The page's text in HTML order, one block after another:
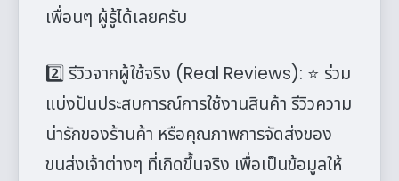
เพื่อนๆ ผู้รู้ได้เลยครับ
2️⃣ รีวิวจากผู้ใช้จริง (Real Reviews): ⭐ ร่วม
แบ่งปันประสบการณ์การใช้งานสินค้า รีวิวความ
น่ารักของร้านค้า หรือคุณภาพการจัดส่งของ
ขนส่งเจ้าต่างๆ ที่เกิดขึ้นจริง เพื่อเป็นข้อมูลให้